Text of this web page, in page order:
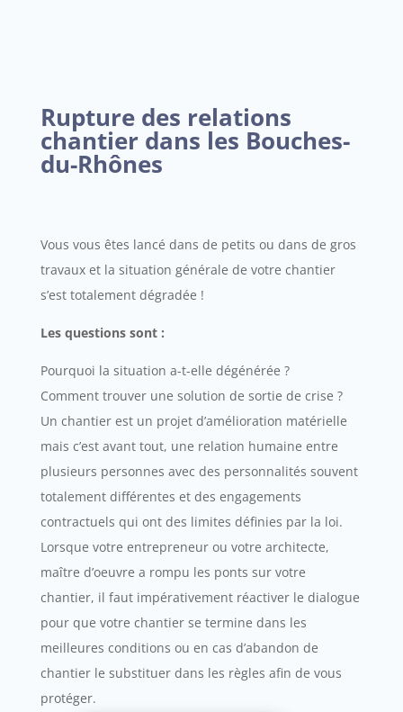
Rupture des relations
chantier dans les Bouches-
du-Rhônes
Vous vous êtes lancé dans de petits ou dans de gros
travaux et la situation générale de votre chantier
s’est totalement dégradée !
Les questions sont :
Pourquoi la situation a-t-elle dégénérée ?
Comment trouver une solution de sortie de crise ?
Un chantier est un projet d’amélioration matérielle
mais c’est avant tout, une relation humaine entre
plusieurs personnes avec des personnalités souvent
totalement différentes et des engagements
contractuels qui ont des limites définies par la loi.
Lorsque votre entrepreneur ou votre architecte,
maître d’oeuvre a rompu les ponts sur votre
chantier, il faut impérativement réactiver le dialogue
pour que votre chantier se termine dans les
meilleures conditions ou en cas d’abandon de
chantier le substituer dans les règles afin de vous
protéger.